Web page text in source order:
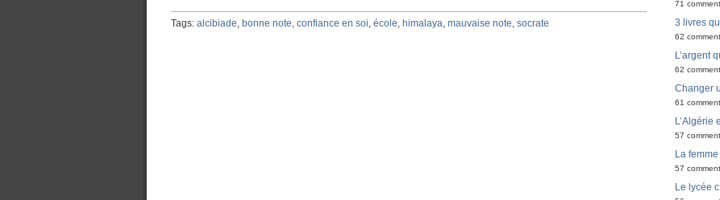
Tags: alcibiade, bonne note, confiance en soi, école, himalaya, mauvaise note, socrate
71
3 livres
62
L’argent
62
Changer
61
L’Algérie
57
La
57
Le lycée